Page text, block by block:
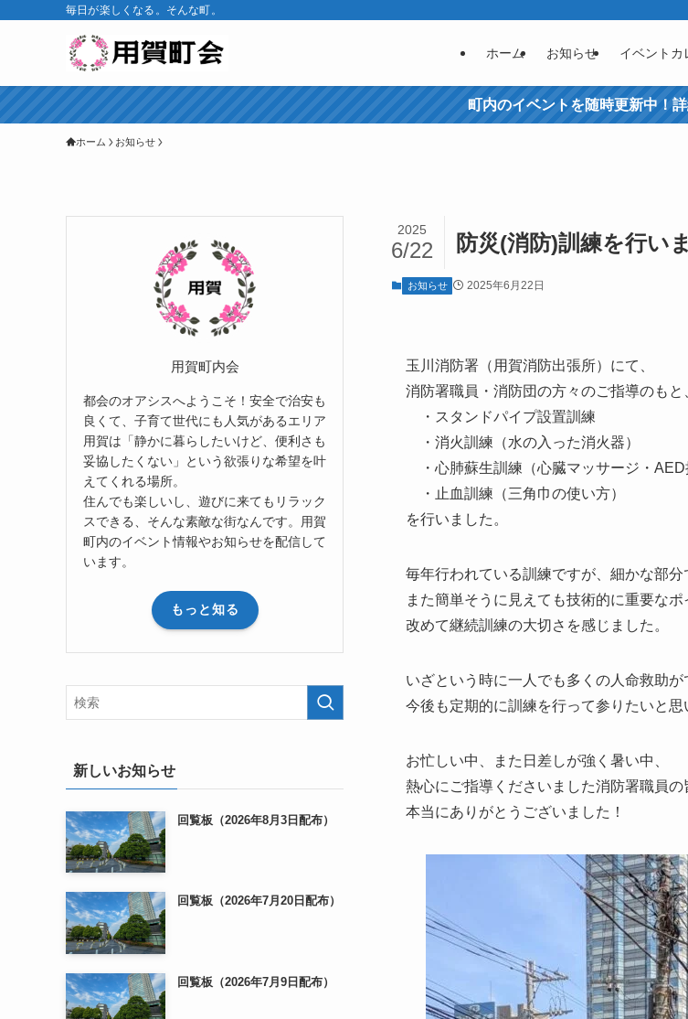
毎日が楽しくなる。そんな町。
ホーム お知らせ イベントカ
町内のイベントを随時更新中！
ホーム お知らせ
防災(消防)訓練を行い
2025
6/22
お知らせ 2025年6月22日
玉川消防署（用賀消防出張所）にて、
消防署職員・消防団の方々のご指導のもと
・スタンドパイプ設置訓練
・消火訓練（水の入った消火器）
・心肺蘇生訓練（心臓マッサージ・AED
・止血訓練（三角巾の使い方）
を行いました。
毎年行われている訓練ですが、細かな部分
また簡単そうに見えても技術的に重要なポ
改めて継続訓練の大切さを感じました。
いざという時に一人でも多くの人命救助が
今後も定期的に訓練を行って参りたいと思
お忙しい中、また日差しが強く暑い中、
熱心にご指導くださいました消防署職員の
本当にありがとうございました！
用賀町内会
都会のオアシスへようこそ！安全で治安も
良くて、子育て世代にも人気があるエリア
用賀は「静かに暮らしたいけど、便利さも
妥協したくない」という欲張りな希望を叶
えてくれる場所。
住んでも楽しいし、遊びに来てもリラック
スできる、そんな素敵な街なんです。用賀
町内のイベント情報やお知らせを配信して
います。
もっと知る
新しいお知らせ
回覧板（2026年8月3日配布）
回覧板（2026年7月20日配布）
回覧板（2026年7月9日配布）